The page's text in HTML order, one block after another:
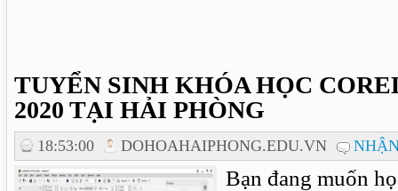
TUYỂN SINH KHÓA HỌC
2020 TẠI HẢI PHÒNG
18:53:00 DOHOAHAIPHONG.EDU.VN
Bạn đang muốn